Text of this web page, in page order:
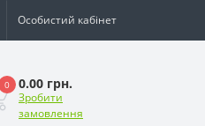
Особистий кабінет
0 0.00 грн.
Зробити
замовлення